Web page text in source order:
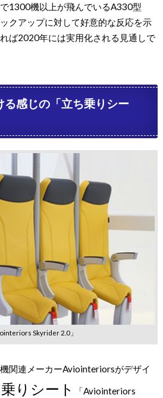
1300機以上が飛んでいるA330型
クアップに対して好意的な反応を示
ば2020年には実用化される見通しで
る感じの「立ち乗りシー
Skyrider 2.0」
関連メーカーAviointeriorsがデザイ
りシート
「Aviointeriors